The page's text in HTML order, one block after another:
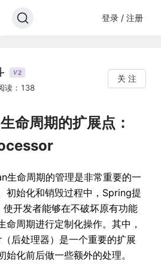
登录 / 注册
V2
读：138
关 注
命周期的扩展点：
生命周期的管理是非常重要的一
初始化和销毁过程中，Spring提
开发者能够在不破坏原有功能
命周期进行定制化操作。其中，
后处理器）是一个重要的扩展
始化前后做一些额外的处理。